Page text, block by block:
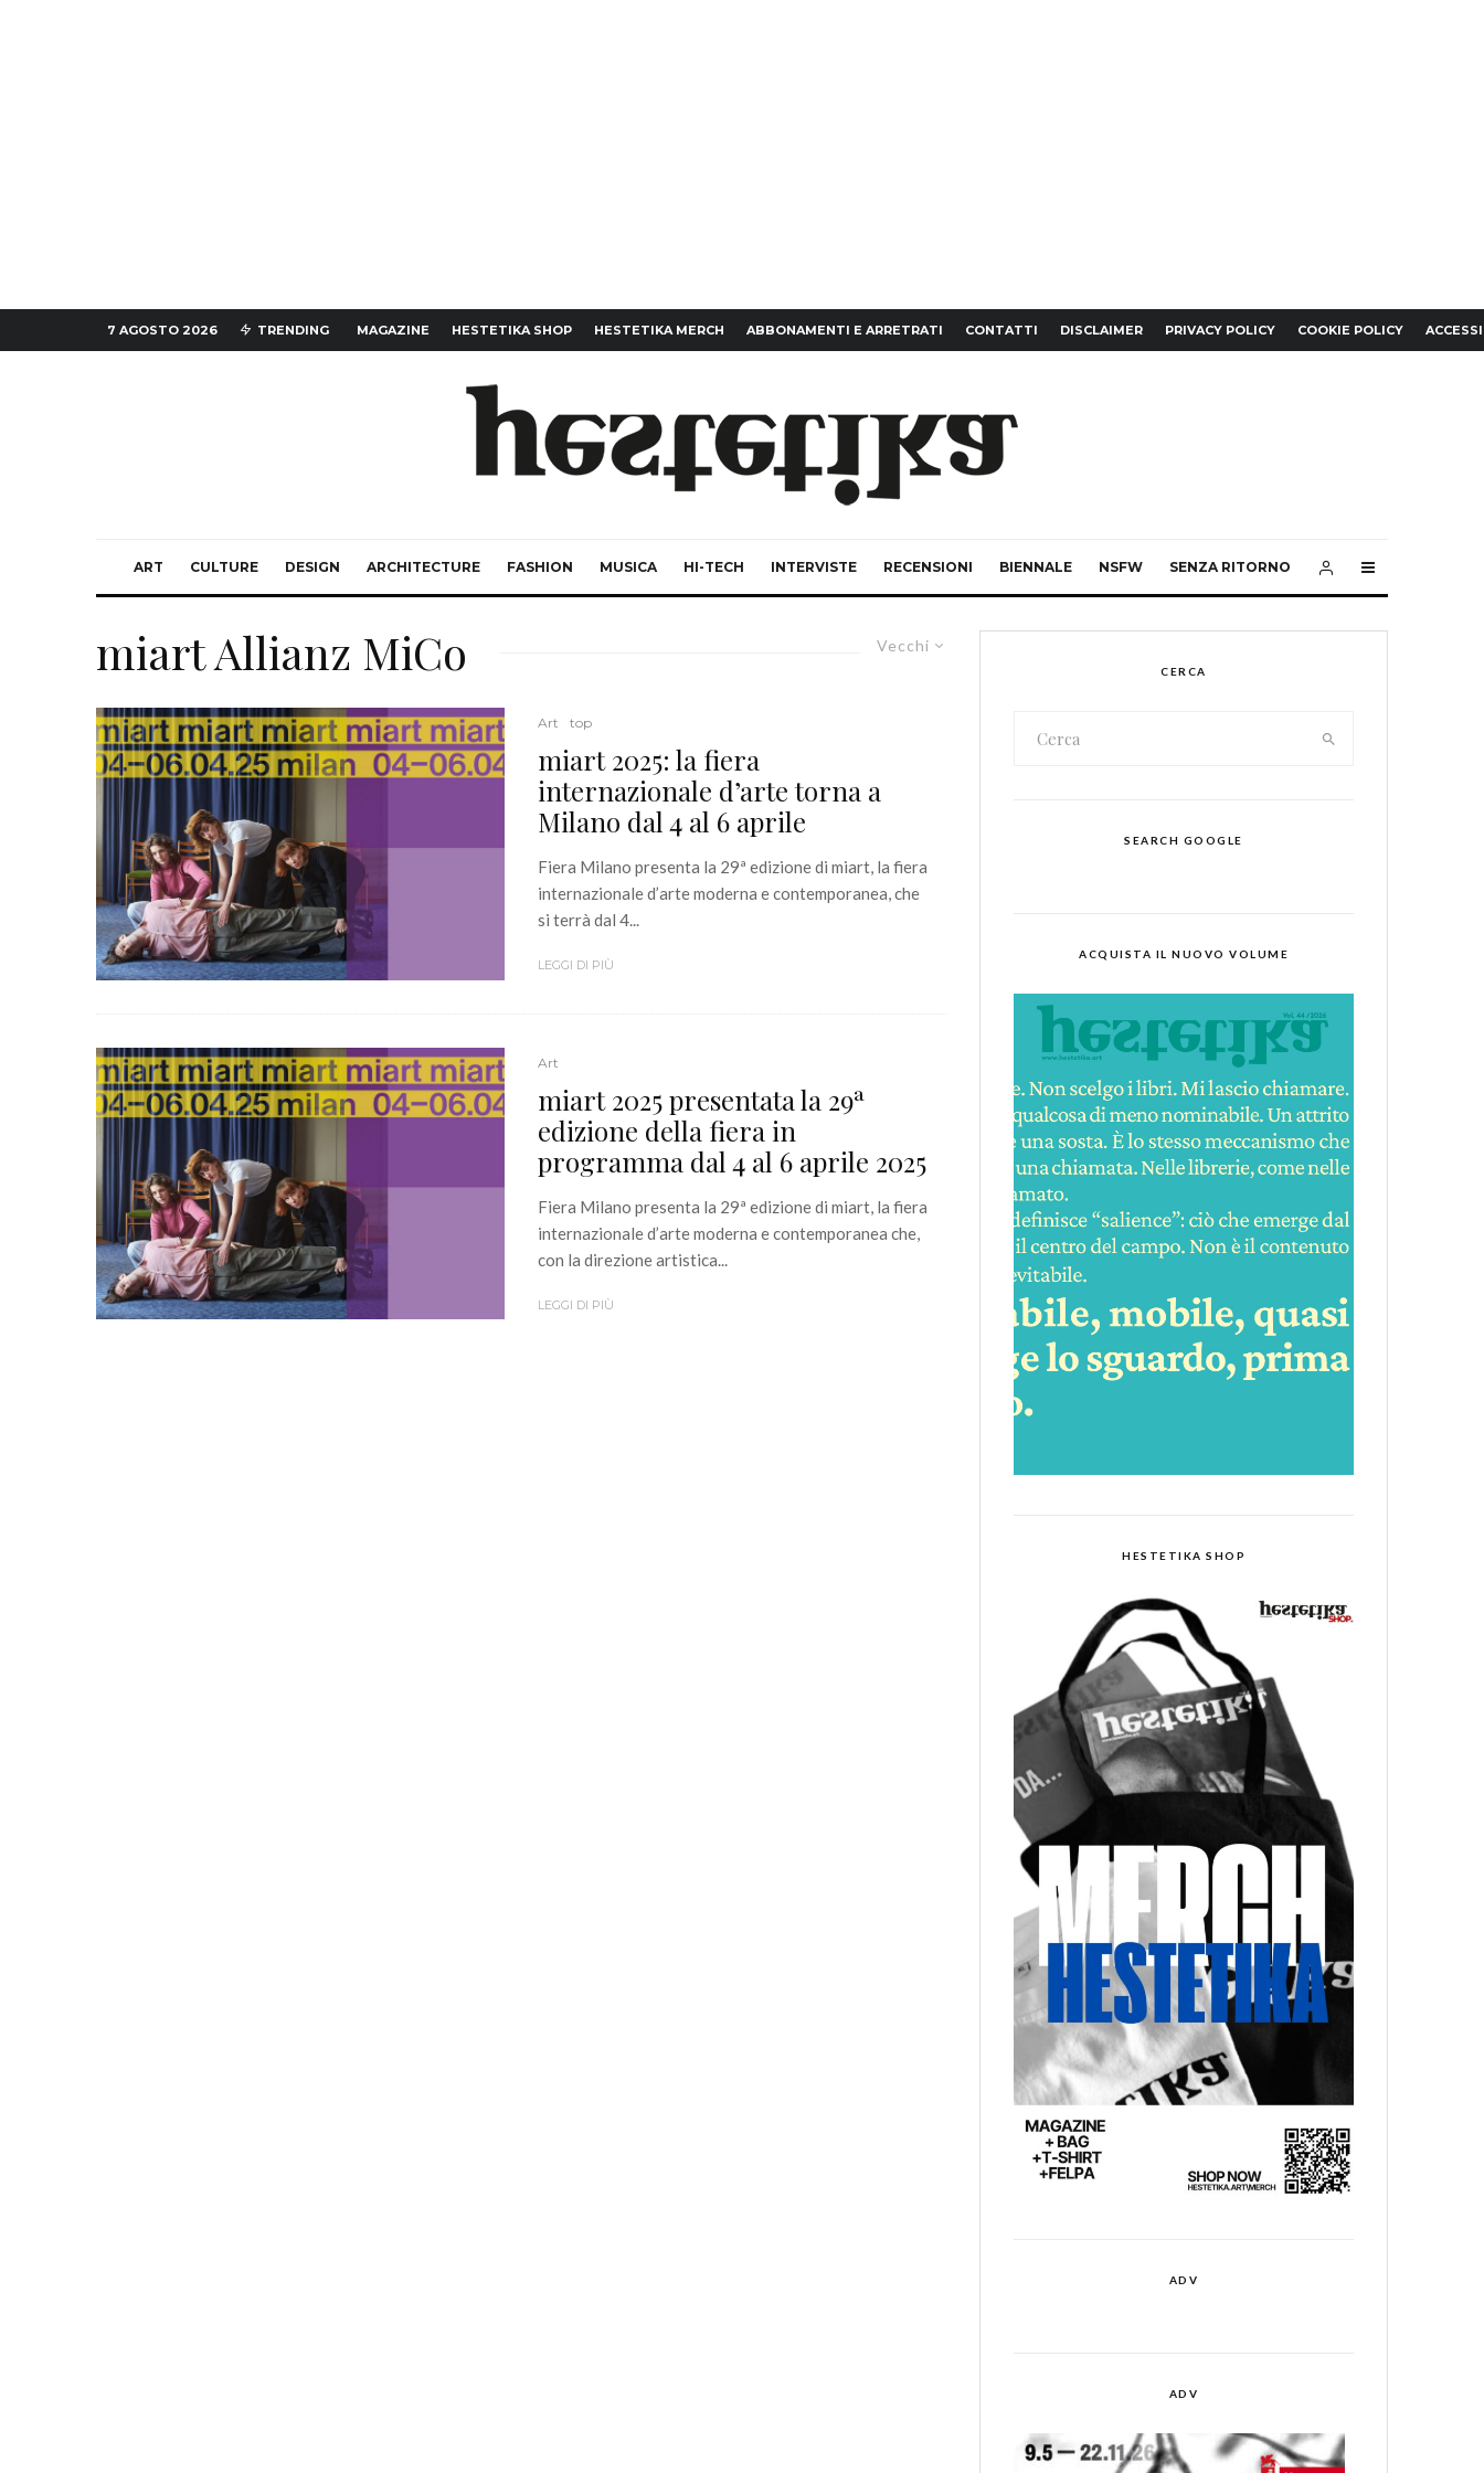
7 AGOSTO 2026 TRENDING MAGAZINE HESTETIKA SHOP HESTETIKA MERCH ABBONAMENTI E ARRETRATI CONTATTI DISCLAIMER PRIVACY POLICY COOKIE POLICY
ART CULTURE DESIGN ARCHITECTURE FASHION MUSICA HI-TECH INTERVISTE RECENSIONI BIENNALE NSFW SENZA RITORNO
Vecchi
miart Allianz MiCo
Art top
miart 2025: la fiera
internazionale d’arte torna a
Milano dal 4 al 6 aprile
Fiera Milano presenta la 29ª edizione di miart, la fiera
internazionale d’arte moderna e contemporanea, che
si terrà dal 4...
LEGGI DI PIÙ
Art
miart 2025 presentata la 29ª
edizione della fiera in
programma dal 4 al 6 aprile 2025
Fiera Milano presenta la 29ª edizione di miart, la fiera
internazionale d’arte moderna e contemporanea che,
con la direzione artistica...
LEGGI DI PIÙ
CERCA
SEARCH GOOGLE
ACQUISTA IL NUOVO VOLUME
HESTETIKA SHOP
ADV
ADV